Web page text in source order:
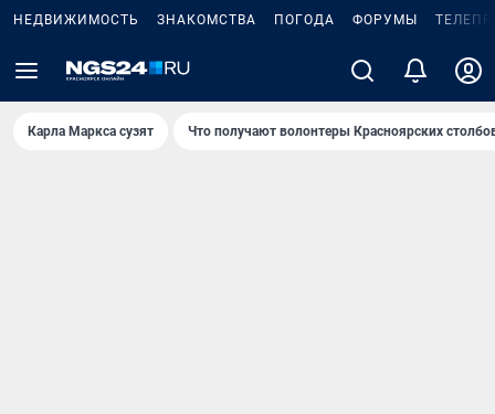
НЕДВИЖИМОСТЬ ЗНАКОМСТВА ПОГОДА ФОРУМЫ
Карла Маркса сузят Что получают волонтеры Красноярских